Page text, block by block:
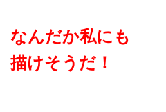
なんだか私にも
描けそうだ！